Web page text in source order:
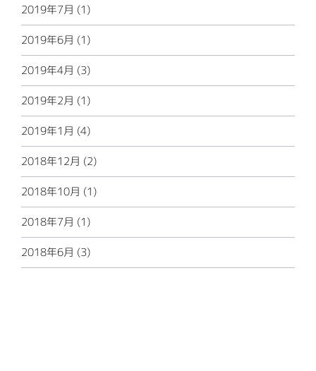
2019年7月 (1)
2019年6月 (1)
2019年4月 (3)
2019年2月 (1)
2019年1月 (4)
2018年12月 (2)
2018年10月 (1)
2018年7月 (1)
2018年6月 (3)